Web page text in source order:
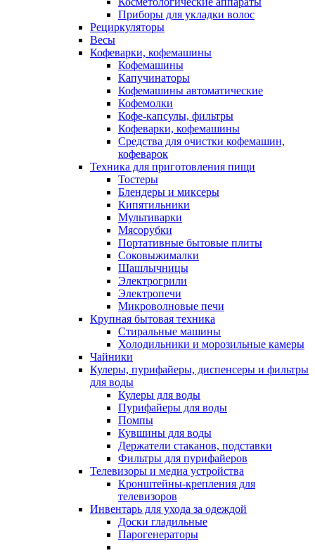
Приборы для укладки волос
Рециркуляторы
Весы
Кофеварки, кофемашины
Кофемашины
Капучинаторы
Кофемашины автоматические
Кофемолки
Кофе-капсулы, фильтры
Кофеварки, кофемашины
Средства для очистки кофемашин,
кофеварок
Техника для приготовления пищи
Тостеры
Блендеры и миксеры
Кипятильники
Мультиварки
Мясорубки
Портативные бытовые плиты
Соковыжималки
Шашлычницы
Электрогрили
Электропечи
Микроволновые печи
Крупная бытовая техника
Стиральные машины
Холодильники и морозильные камеры
Чайники
Кулеры, пурифайеры, диспенсеры и фильтры
для воды
Кулеры для воды
Пурифайеры для воды
Помпы
Кувшины для воды
Держатели стаканов, подставки
Фильтры для пурифайеров
Телевизоры и медиа устройства
Кронштейны-крепления для
телевизоров
Инвентарь для ухода за одеждой
Доски гладильные
Парогенераторы